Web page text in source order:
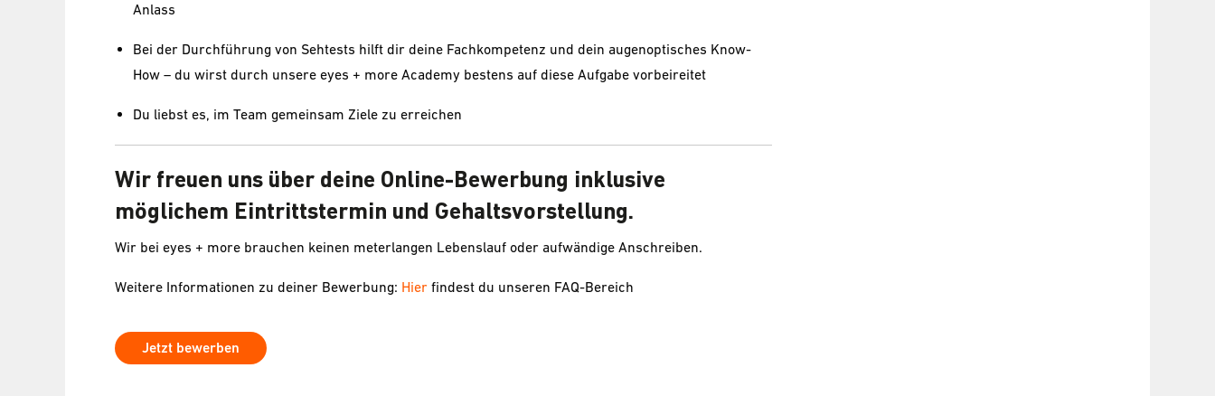
Anlass
Bei der Durchführung von Sehtests hilft dir deine Fachkompetenz und dein augenoptisches Know-
How – du wirst durch unsere eyes + more Academy bestens auf diese Aufgabe vorbeireitet
Du liebst es, im Team gemeinsam Ziele zu erreichen
Wir freuen uns über deine Online-Bewerbung inklusive
möglichem Eintrittstermin und Gehaltsvorstellung.
Wir bei eyes + more brauchen keinen meterlangen Lebenslauf oder aufwändige Anschreiben.
Weitere Informationen zu deiner Bewerbung: Hier findest du unseren FAQ-Bereich
Jetzt bewerben